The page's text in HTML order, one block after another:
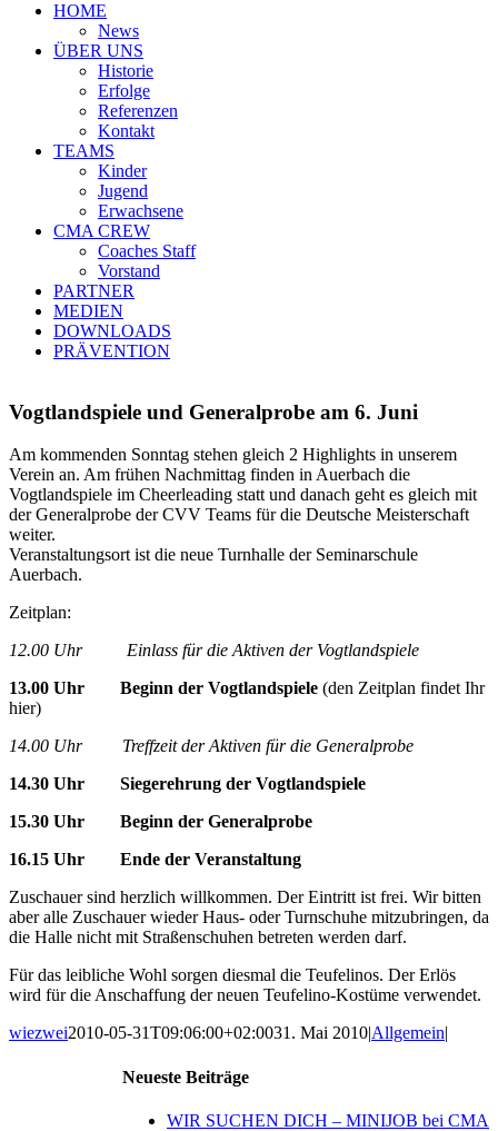
HOME
News
ÜBER UNS
Historie
Erfolge
Referenzen
Kontakt
TEAMS
Kinder
Jugend
Erwachsene
CMA CREW
Coaches Staff
Vorstand
PARTNER
MEDIEN
DOWNLOADS
PRÄVENTION
Vogtlandspiele und Generalprobe am 6. Juni
Am kommenden Sonntag stehen gleich 2 Highlights in unserem
Verein an. Am frühen Nachmittag finden in Auerbach die
Vogtlandspiele im Cheerleading statt und danach geht es gleich mit
der Generalprobe der CVV Teams für die Deutsche Meisterschaft
weiter.
Veranstaltungsort ist die neue Turnhalle der Seminarschule
Auerbach.
Zeitplan:
12.00 Uhr Einlass für die Aktiven der Vogtlandspiele
13.00 Uhr Beginn der Vogtlandspiele (den Zeitplan findet Ihr
hier)
14.00 Uhr Treffzeit der Aktiven für die Generalprobe
14.30 Uhr Siegerehrung der Vogtlandspiele
15.30 Uhr Beginn der Generalprobe
16.15 Uhr Ende der Veranstaltung
Zuschauer sind herzlich willkommen. Der Eintritt ist frei. Wir bitten
aber alle Zuschauer wieder Haus- oder Turnschuhe mitzubringen, da
die Halle nicht mit Straßenschuhen betreten werden darf.
Für das leibliche Wohl sorgen diesmal die Teufelinos. Der Erlös
wird für die Anschaffung der neuen Teufelino-Kostüme verwendet.
wiezwei2010-05-31T09:06:00+02:0031. Mai 2010|Allgemein|
Neueste Beiträge
WIR SUCHEN DICH – MINIJOB bei CMA